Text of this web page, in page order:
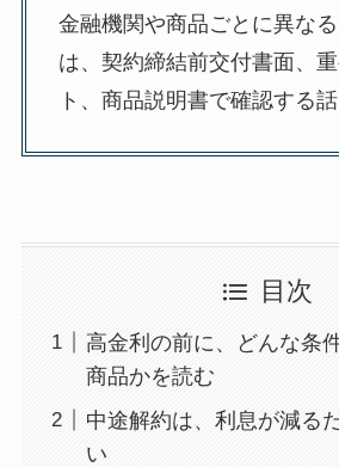
金融機関や商品ごとに異な
は、契約締結前交付書面、
ト、商品説明書で確認する話
目次
高金利の前に、どんな条
商品かを読む
中途解約は、利息が減る
い